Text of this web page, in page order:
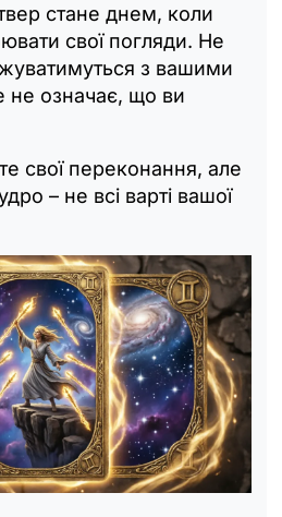
стане днем, коли
свої погляди. Не
з вашими
не означає, що ви
свої переконання, але
– не всі варті вашої